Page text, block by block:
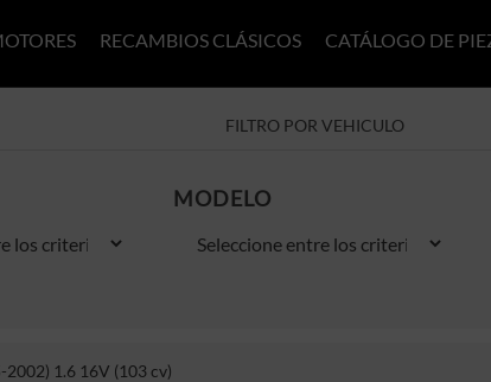
RECAMBIOS CLÁSICOS CATÁLOGO DE
FILTRO POR VEHICULO
MODELO
1.6 16V (103 cv)